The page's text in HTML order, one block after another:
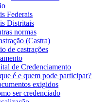
Federais
Distritais
normas
(Castra)
de castrações
de Credenciamento
é e quem pode participar?
exigidos
ser credenciado